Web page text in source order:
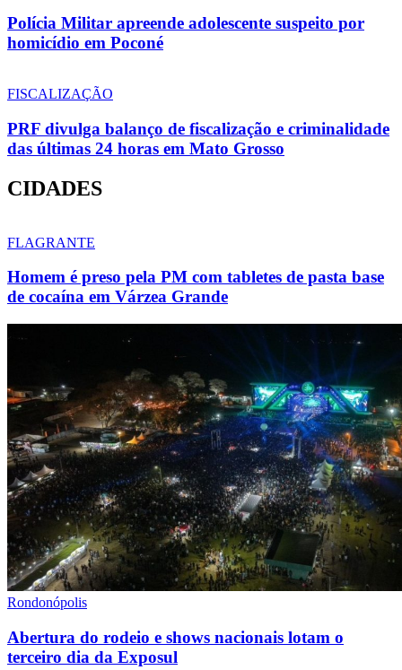
Polícia Militar apreende adolescente suspeito por
homicídio em Poconé
FISCALIZAÇÃO
PRF divulga balanço de fiscalização e criminalidade
das últimas 24 horas em Mato Grosso
CIDADES
FLAGRANTE
Homem é preso pela PM com tabletes de pasta base
de cocaína em Várzea Grande
Rondonópolis
Abertura do rodeio e shows nacionais lotam o
terceiro dia da Exposul